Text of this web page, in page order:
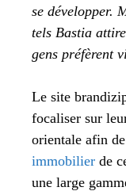
se développer.
tels Bastia
gens préfèrent
Le site
focaliser sur
orientale afin de
immobilier de
une large